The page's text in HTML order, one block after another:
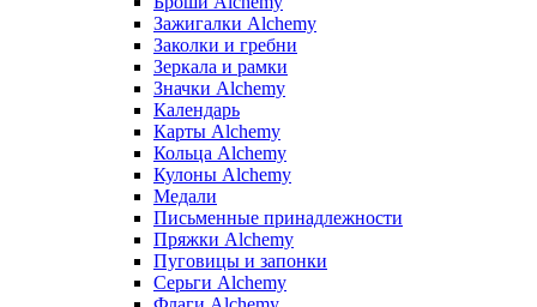
Зажигалки Alchemy
Заколки и гребни
Зеркала и рамки
Значки Alchemy
Календарь
Карты Alchemy
Кольца Alchemy
Кулоны Alchemy
Медали
Письменные принадлежности
Пряжки Alchemy
Пуговицы и запонки
Серьги Alchemy